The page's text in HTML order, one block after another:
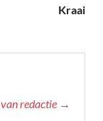
Kraai
redactie →